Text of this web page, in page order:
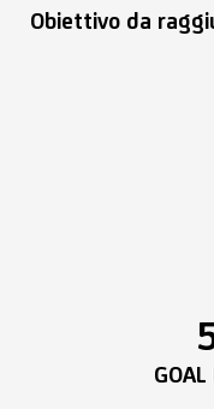
Obiettivo da
GOAL